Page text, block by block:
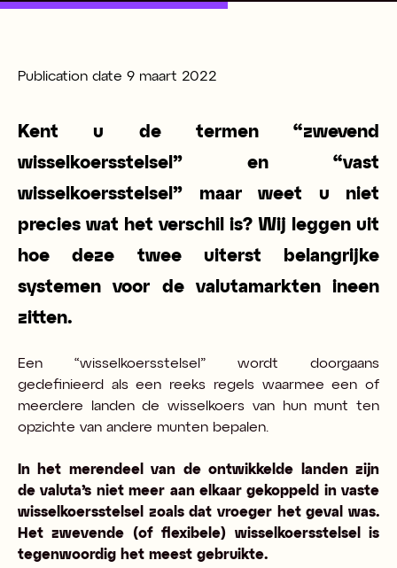
Publication date 9 maart 2022
Kent u de termen “zwevend
wisselkoersstelsel” en “vast
wisselkoersstelsel” maar weet u niet
precies wat het verschil is? Wij leggen uit
hoe deze twee uiterst belangrijke
systemen voor de valutamarkten ineen
zitten.
Een “wisselkoersstelsel” wordt doorgaans
gedefinieerd als een reeks regels waarmee een of
meerdere landen de wisselkoers van hun munt ten
opzichte van andere munten bepalen.
In het merendeel van de ontwikkelde landen zijn
de valuta’s niet meer aan elkaar gekoppeld in vaste
wisselkoersstelsel zoals dat vroeger het geval was.
Het zwevende (of flexibele) wisselkoersstelsel is
tegenwoordig het meest gebruikte.